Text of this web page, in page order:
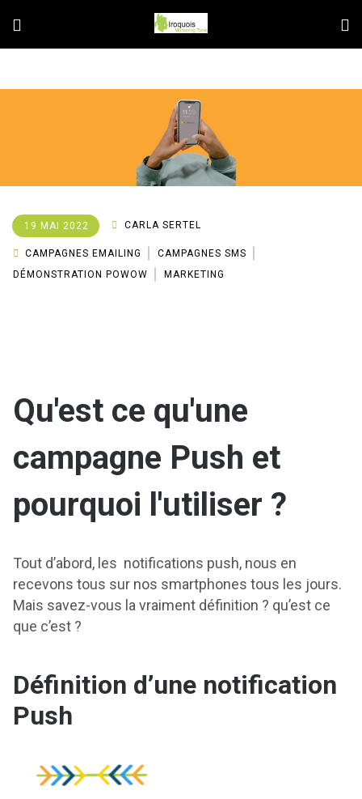
19 MAI 2022 CARLA SERTEL
CAMPAGNES EMAILING
CAMPAGNES SMS
DÉMONSTRATION POWOW
MARKETING
Qu'est ce qu'une
campagne Push et
pourquoi l'utiliser ?
Tout d’abord, les notifications push, nous en
recevons tous sur nos smartphones tous les jours.
Mais savez-vous la vraiment définition ? qu’est ce
que c’est ?
Définition d’une notification
Push